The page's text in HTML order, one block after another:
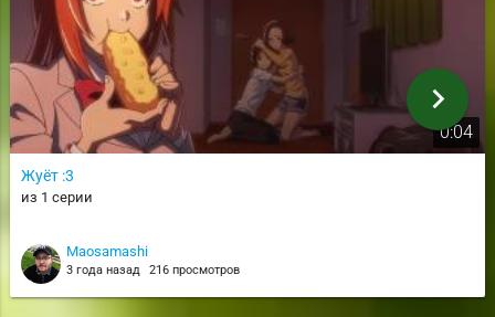
0:04
Жуёт :3
из 1 серии
Maosamashi
3 года назад 216 просмотров
chevron_right